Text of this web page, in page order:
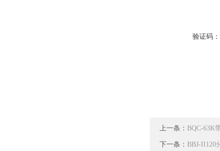
验证码：
上一条： BQC-63K
下一条： BBJ-II120